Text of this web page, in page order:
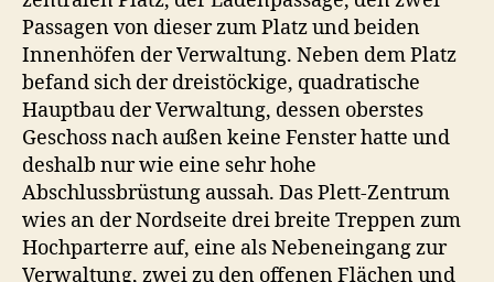
Passagen von dieser zum Platz und beiden
Innenhöfen der Verwaltung. Neben dem Platz
befand sich der dreistöckige, quadratische
Hauptbau der Verwaltung, dessen oberstes
Geschoss nach außen keine Fenster hatte und
deshalb nur wie eine sehr hohe
Abschlussbrüstung aussah. Das Plett-Zentrum
wies an der Nordseite drei breite Treppen zum
Hochparterre auf, eine als Nebeneingang zur
Verwaltung, zwei zu den offenen Flächen und